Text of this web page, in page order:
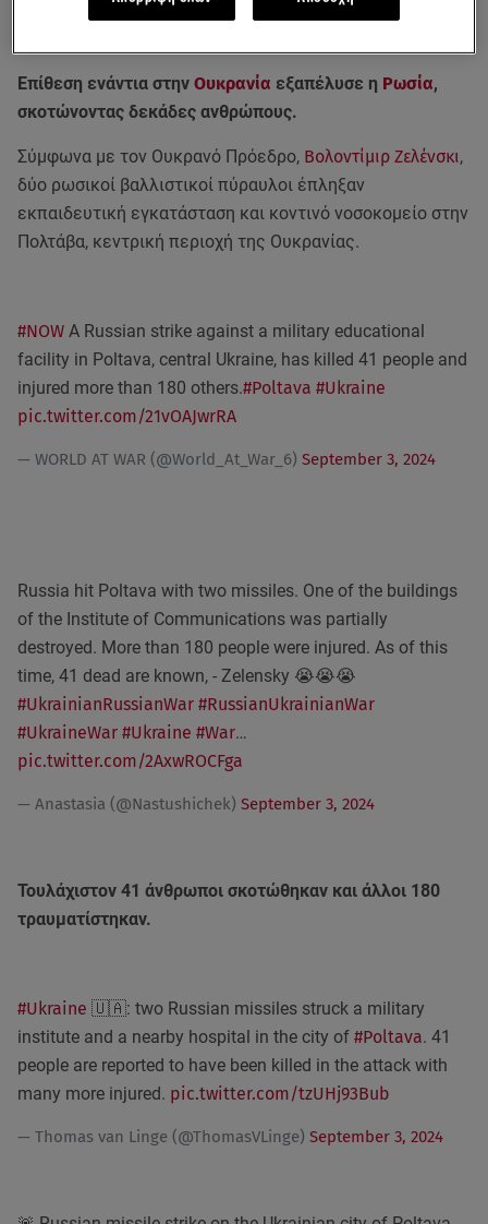
Ρεπορτάζ της Ερτ για τη ρωσική επίθεση στην Ουκρανία με δεκάδες
Επίθεση ενάντια στην Ουκρανία εξαπέλυσε η Ρωσία,
σκοτώνοντας δεκάδες ανθρώπους.
Σύμφωνα με τον Ουκρανό Πρόεδρο, Βολοντίμιρ Ζελένσκι,
δύο ρωσικοί βαλλιστικοί πύραυλοι έπληξαν
εκπαιδευτική εγκατάσταση και κοντινό νοσοκομείο στην
Πολτάβα, κεντρική περιοχή της Ουκρανίας.
#NOW A Russian strike against a military educational
facility in Poltava, central Ukraine, has killed 41 people and
injured more than 180 others.#Poltava #Ukraine
pic.twitter.com/21vOAJwrRA
— WORLD AT WAR (@World_At_War_6) September 3, 2024
Russia hit Poltava with two missiles. One of the buildings
of the Institute of Communications was partially
destroyed. More than 180 people were injured. As of this
time, 41 dead are known, - Zelensky 😭😭😭
#UkrainianRussianWar #RussianUkrainianWar
#UkraineWar #Ukraine #War…
pic.twitter.com/2AxwROCFga
— Anastasia (@Nastushichek) September 3, 2024
Τουλάχιστον 41 άνθρωποι σκοτώθηκαν και άλλοι 180
τραυματίστηκαν.
#Ukraine 🇺🇦: two Russian missiles struck a military
institute and a nearby hospital in the city of #Poltava. 41
people are reported to have been killed in the attack with
many more injured. pic.twitter.com/tzUHj93Bub
— Thomas van Linge (@ThomasVLinge) September 3, 2024